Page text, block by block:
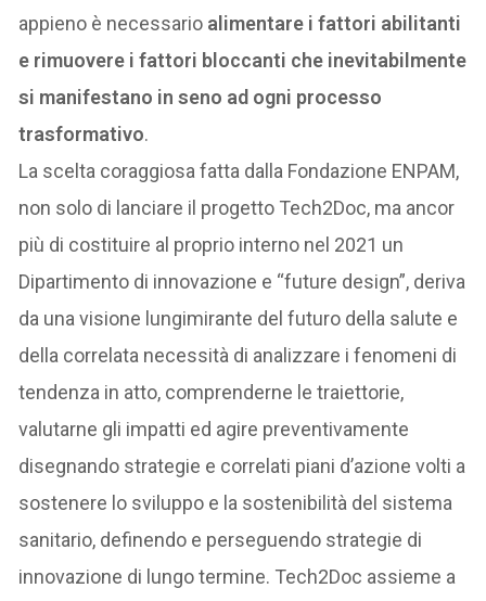
appieno è necessario alimentare i fattori abilitanti
e rimuovere i fattori bloccanti che inevitabilmente
si manifestano in seno ad ogni processo
trasformativo.
La scelta coraggiosa fatta dalla Fondazione ENPAM,
non solo di lanciare il progetto Tech2Doc, ma ancor
più di costituire al proprio interno nel 2021 un
Dipartimento di innovazione e “future design”, deriva
da una visione lungimirante del futuro della salute e
della correlata necessità di analizzare i fenomeni di
tendenza in atto, comprenderne le traiettorie,
valutarne gli impatti ed agire preventivamente
disegnando strategie e correlati piani d’azione volti a
sostenere lo sviluppo e la sostenibilità del sistema
sanitario, definendo e perseguendo strategie di
innovazione di lungo termine. Tech2Doc assieme a